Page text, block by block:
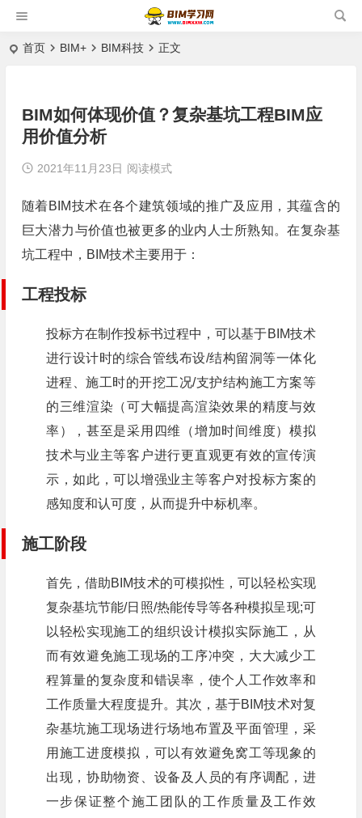
首页 BIM+ BIM科技 正文
BIM如何体现价值？复杂基坑工程BIM应
用价值分析
2021年11月23日 阅读模式
随着BIM技术在各个建筑领域的推广及应用，其蕴含的
巨大潜力与价值也被更多的业内人士所熟知。在复杂基
坑工程中，BIM技术主要用于：
工程投标
投标方在制作投标书过程中，可以基于BIM技术
进行设计时的综合管线布设/结构留洞等一体化
进程、施工时的开挖工况/支护结构施工方案等
的三维渲染（可大幅提高渲染效果的精度与效
率），甚至是采用四维（增加时间维度）模拟
技术与业主等客户进行更直观更有效的宣传演
示，如此，可以增强业主等客户对投标方案的
感知度和认可度，从而提升中标机率。
施工阶段
首先，借助BIM技术的可模拟性，可以轻松实现
复杂基坑节能/日照/热能传导等各种模拟呈现;可
以轻松实现施工的组织设计模拟实际施工，从
而有效避免施工现场的工序冲突，大大减少工
程算量的复杂度和错误率，使个人工作效率和
工作质量大程度提升。其次，基于BIM技术对复
杂基坑施工现场进行场地布置及平面管理，采
用施工进度模拟，可以有效避免窝工等现象的
出现，协助物资、设备及人员的有序调配，进
一步保证整个施工团队的工作质量及工作效